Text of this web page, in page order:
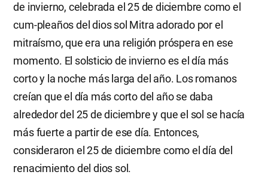
de invierno, celebrada el 25 de diciembre como el
cum-pleaños del dios sol Mitra adorado por el
mitraísmo, que era una religión próspera en ese
momento. El solsticio de invierno es el día más
corto y la noche más larga del año. Los romanos
creían que el día más corto del año se daba
alrededor del 25 de diciembre y que el sol se hacía
más fuerte a partir de ese día. Entonces,
consideraron el 25 de diciembre como el día del
renacimiento del dios sol.